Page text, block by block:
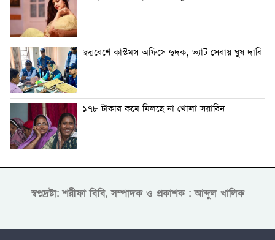
ছদ্মবেশে কাস্টমস অফিসে দুদক, ভ্যাট সেবায় ঘুষ দাবি
১৭৮ টাকার কমে মিলছে না খোলা সয়াবিন
স্বপ্নদ্রষ্টা: শরীফা বিবি, সম্পাদক ও প্রকাশক : আব্দুল খালিক